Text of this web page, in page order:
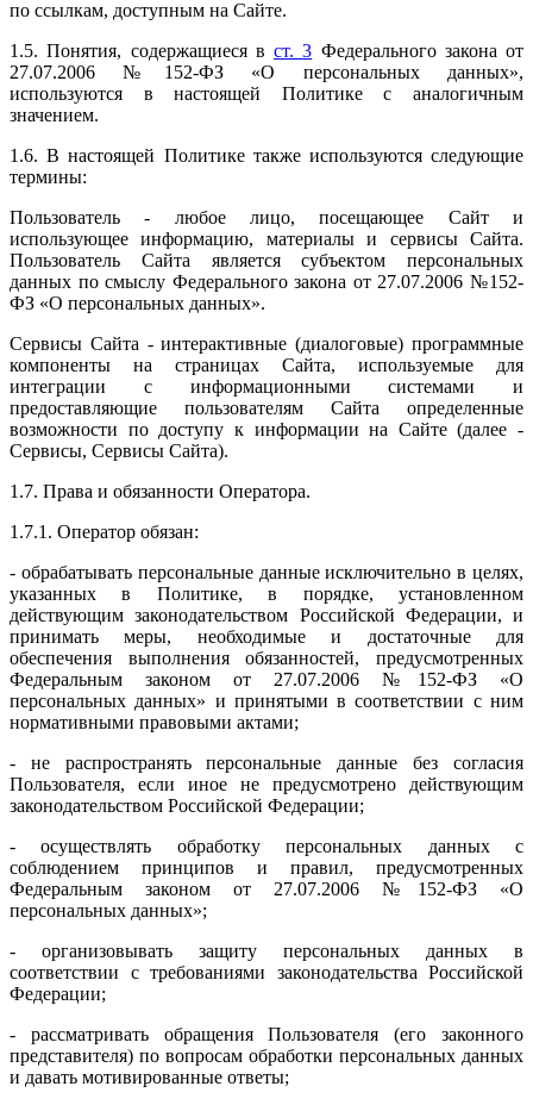
по ссылкам, доступным на Сайте.
1.5. Понятия, содержащиеся в ст. 3 Федерального закона от
27.07.2006 №152-ФЗ «О персональных данных»,
используются в настоящей Политике с аналогичным
значением.
1.6. В настоящей Политике также используются следующие
термины:
Пользователь - любое лицо, посещающее Сайт и
использующее информацию, материалы и сервисы Сайта.
Пользователь Сайта является субъектом персональных
данных по смыслу Федерального закона от 27.07.2006 №152-
ФЗ «О персональных данных».
Сервисы Сайта - интерактивные (диалоговые) программные
компоненты на страницах Сайта, используемые для
интеграции с информационными системами и
предоставляющие пользователям Сайта определенные
возможности по доступу к информации на Сайте (далее -
Сервисы, Сервисы Сайта).
1.7. Права и обязанности Оператора.
1.7.1. Оператор обязан:
- обрабатывать персональные данные исключительно в целях,
указанных в Политике, в порядке, установленном
действующим законодательством Российской Федерации, и
принимать меры, необходимые и достаточные для
обеспечения выполнения обязанностей, предусмотренных
Федеральным законом от 27.07.2006 №152-ФЗ «О
персональных данных» и принятыми в соответствии с ним
нормативными правовыми актами;
- не распространять персональные данные без согласия
Пользователя, если иное не предусмотрено действующим
законодательством Российской Федерации;
- осуществлять обработку персональных данных с
соблюдением принципов и правил, предусмотренных
Федеральным законом от 27.07.2006 №152-ФЗ «О
персональных данных»;
- организовывать защиту персональных данных в
соответствии с требованиями законодательства Российской
Федерации;
- рассматривать обращения Пользователя (его законного
представителя) по вопросам обработки персональных данных
и давать мотивированные ответы;